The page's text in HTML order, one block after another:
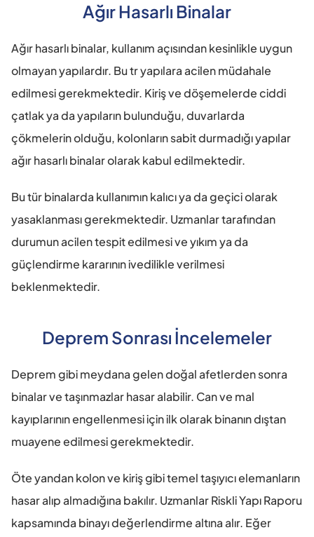
Ağır Hasarlı Binalar
Ağır hasarlı binalar, kullanım açısından kesinlikle uygun
olmayan yapılardır. Bu tr yapılara acilen müdahale
edilmesi gerekmektedir. Kiriş ve döşemelerde ciddi
çatlak ya da yapıların bulunduğu, duvarlarda
çökmelerin olduğu, kolonların sabit durmadığı yapılar
ağır hasarlı binalar olarak kabul edilmektedir.
Bu tür binalarda kullanımın kalıcı ya da geçici olarak
yasaklanması gerekmektedir. Uzmanlar tarafından
durumun acilen tespit edilmesi ve yıkım ya da
güçlendirme kararının ivedilikle verilmesi
beklenmektedir.
Deprem Sonrası İncelemeler
Deprem gibi meydana gelen doğal afetlerden sonra
binalar ve taşınmazlar hasar alabilir. Can ve mal
kayıplarının engellenmesi için ilk olarak binanın dıştan
muayene edilmesi gerekmektedir.
Öte yandan kolon ve kiriş gibi temel taşıyıcı elemanların
hasar alıp almadığına bakılır. Uzmanlar Riskli Yapı Raporu
kapsamında binayı değerlendirme altına alır. Eğer